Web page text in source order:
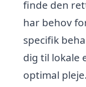
finde den
har behov
specifik
dig til lokale
optimal pleje.